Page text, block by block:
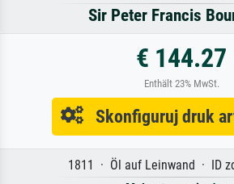
Sir Peter Francis
€ 144.27
Enthält 23% MwSt.
Skonfiguruj druk
1811 · Öl auf Leinwand · ID